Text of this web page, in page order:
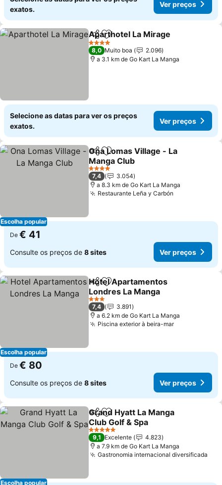
exatos.
Ver preços
PartilharAdicionar aos favoritos
Aparthotel La Mirage
4 Estrelas
8,0 Muito boa
2.096
a 3.1 km de Go Kart La Manga
Selecione as datas para ver os preços
exatos.
Ver preços
Escolha popular
PartilharAdicionar aos favoritos
Ona Lomas Village - La
Manga Club
Ver preços
4 Estrelas
7,4
3.054
a 8.3 km de Go Kart La Manga
Restaurante Leña y Carbón
De € 41
Consulte os preços de 8 sites Ver preços
Escolha popular
PartilharAdicionar aos favoritos
Hotel Apartamentos
Londres La Manga
Ver preços
3 Estrelas
7,4
3.891
a 6.2 km de Go Kart La Manga
Piscina exterior à beira-marVer preços
De € 80
Consulte os preços de 8 sites Ver preços
Escolha popular
PartilharAdicionar aos favoritos
Grand Hyatt La Manga
Club Golf & Spa
Ver preços
5 Estrelas
9,1 Excelente
4.823
a 7.9 km de Go Kart La Manga
Gastronomia internacional diversificada